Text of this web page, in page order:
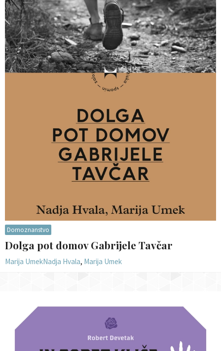
Domoznanstvo
Dolga pot domov Gabrijele Tavčar
Marija UmekNadja Hvala, Marija Umek